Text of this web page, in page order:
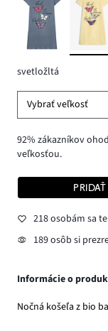
svetložltá
Vybrať veľkosť
92% zákazníkov
veľkosťou.
218 osobám sa
189 osôb si
Informácie o
Nočná košeľa z bio